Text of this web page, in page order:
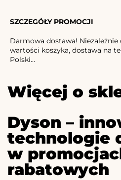
SZCZEGÓŁY PROMOCJI
Darmowa dostawa! Niezależnie
wartości koszyka, dostawa na
Polski...
Więcej o
Dyson –
technologie
w
rabatowych